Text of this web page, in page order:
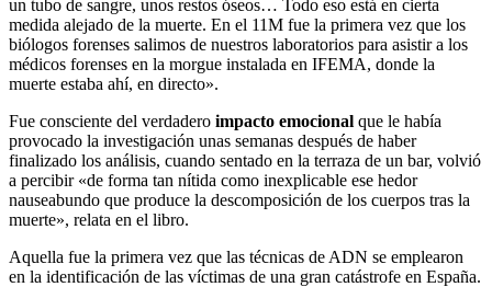
un tubo de sangre, unos restos óseos… Todo eso está en cierta
medida alejado de la muerte. En el 11M fue la primera vez que los
biólogos forenses salimos de nuestros laboratorios para asistir a los
médicos forenses en la morgue instalada en IFEMA, donde la
muerte estaba ahí, en directo».
Fue consciente del verdadero impacto emocional que le había
provocado la investigación unas semanas después de haber
finalizado los análisis, cuando sentado en la terraza de un bar, volvió
a percibir «de forma tan nítida como inexplicable ese hedor
nauseabundo que produce la descomposición de los cuerpos tras la
muerte», relata en el libro.
Aquella fue la primera vez que las técnicas de ADN se emplearon
en la identificación de las víctimas de una gran catástrofe en España.